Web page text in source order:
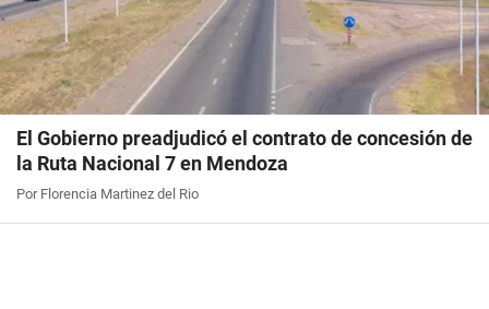
El Gobierno preadjudicó el contrato de concesión de
la Ruta Nacional 7 en Mendoza
Por Florencia Martinez del Rio